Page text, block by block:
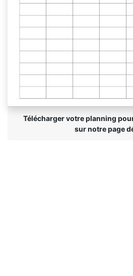
Télécharger votre planning
sur notre page